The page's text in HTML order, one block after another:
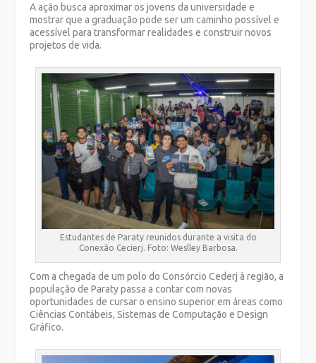
A ação busca aproximar os jovens da universidade e
mostrar que a graduação pode ser um caminho possível e
acessível para transformar realidades e construir novos
projetos de vida.
Estudantes de Paraty reunidos durante a visita do
Conexão Cecierj. Foto: Weslley Barbosa.
Com a chegada de um polo do Consórcio Cederj à região, a
população de Paraty passa a contar com novas
oportunidades de cursar o ensino superior em áreas como
Ciências Contábeis, Sistemas de Computação e Design
Gráfico.